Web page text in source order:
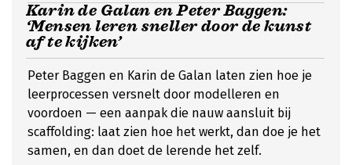
Karin de Galan en Peter Baggen:
‘Mensen leren sneller door de kunst
af te kijken’
Peter Baggen en Karin de Galan laten zien hoe je
leerprocessen versnelt door modelleren en
voordoen — een aanpak die nauw aansluit bij
scaffolding: laat zien hoe het werkt, dan doe je het
samen, en dan doet de lerende het zelf.